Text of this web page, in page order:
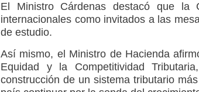
El Ministro Cárdenas destacó que la
internacionales como invitados a las
de estudio.
Así mismo, el Ministro de Hacienda
Equidad y la Competitividad
construcción de un sistema tributario